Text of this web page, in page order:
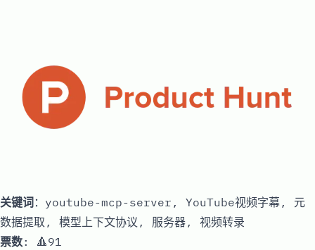
关键词 ：youtube-mcp-server, YouTube视频字幕, 元
数据提取, 模型上下文协议, 服务器, 视频转录
票数: 🔺91